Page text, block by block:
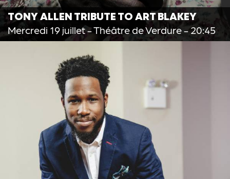
TONY ALLEN TRIBUTE TO ART BLAKEY
Mercredi 19 juillet- Théâtre de Verdure - 20:45